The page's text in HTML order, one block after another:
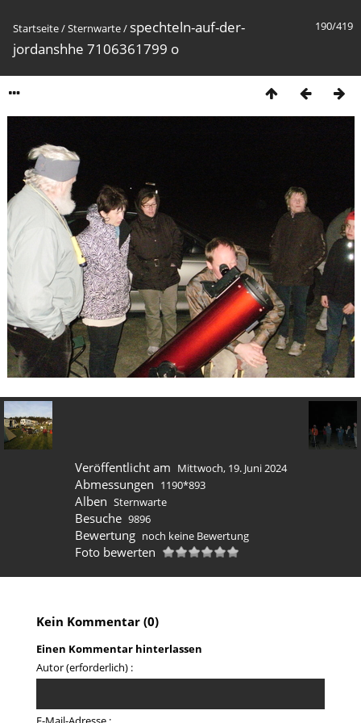
190/419
Startseite/Sternwarte/ spechteln-auf-der-
jordanshhe 7106361799 o
Veröffentlicht am Mittwoch, 19. Juni 2024
Abmessungen 1190*893
Alben Sternwarte
Besuche 9896
Bewertung noch keine Bewertung
Foto bewerten
Kein Kommentar (0)
Einen Kommentar hinterlassen
Autor (erforderlich) :